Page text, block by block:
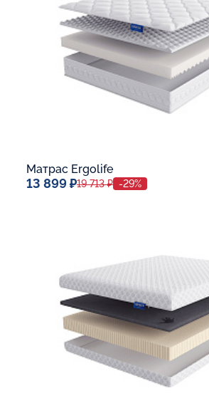
В корзину
Матрас Ergolife
13 899 ₽19 713 ₽ -29%
В корзину